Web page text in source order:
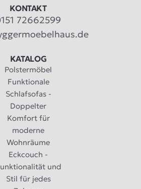
KONTAKT
72662599
KATALOG
Polstermöbel
Funktionale
Schlafsofas -
Doppelter
Komfort für
moderne
Wohnräume
Eckcouch -
und
Stil für jedes